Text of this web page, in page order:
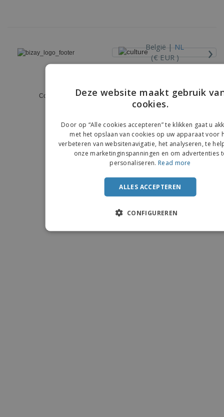
België |NL
(€ EUR )
›
Copyright © 2026 - BIZAY. Alle rechten voorbehouden.
DUTCH
Deze website maakt gebruik
cookies.
Door op “Alle cookies accepteren” te klikken gaat u
met het opslaan van cookies op uw apparaat voor
verbeteren van websitenavigatie, het analyseren, te
onze marketinginspanningen en om advertenties
personaliseren. Read more
ALLES ACCEPTEREN
CONFIGUREREN